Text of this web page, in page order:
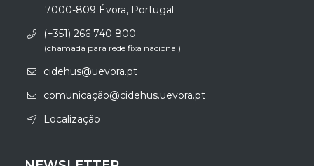
7000-809 Évora, Portugal
(+351) 266 740 800
(chamada para rede fixa nacional)
cidehus@uevora.pt
comunicação@cidehus.uevora.pt
Localização